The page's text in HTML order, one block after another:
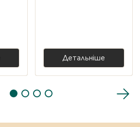
Детальніше